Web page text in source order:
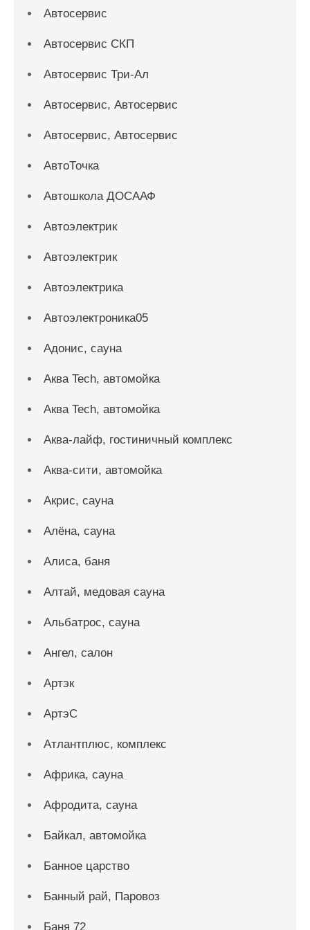
Автосервис
Автосервис СКП
Автосервис Три-Ал
Автосервис, Автосервис
Автосервис, Автосервис
АвтоТочка
Автошкола ДОСААФ
Автоэлектрик
Автоэлектрик
Автоэлектрика
Автоэлектроника05
Адонис, сауна
Аква Tech, автомойка
Аква Tech, автомойка
Аква-лайф, гостиничный комплекс
Аква-сити, автомойка
Акрис, сауна
Алёна, сауна
Алиса, баня
Алтай, медовая сауна
Альбатрос, сауна
Ангел, салон
Артэк
АртэС
Атлантплюс, комплекс
Африка, сауна
Афродита, сауна
Байкал, автомойка
Банное царство
Банный рай, Паровоз
Баня 72